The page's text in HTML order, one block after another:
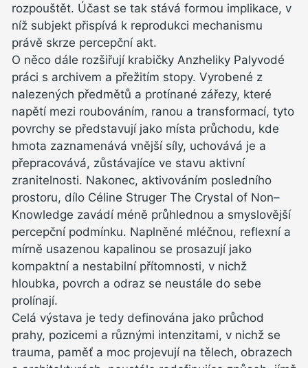
rozpouštět. Účast se tak stává formou implikace, v
níž subjekt přispívá k reprodukci mechanismu
právě skrze percepční akt.
O něco dále rozšiřují krabičky Anzheliky Palyvodé
práci s archivem a přežitím stopy. Vyrobené z
nalezených předmětů a protínané zářezy, které
napětí mezi roubováním, ranou a transformací, tyto
povrchy se představují jako místa průchodu, kde
hmota zaznamenává vnější síly, uchovává je a
přepracovává, zůstávajíce ve stavu aktivní
zranitelnosti. Nakonec, aktivováním posledního
prostoru, dílo Céline Struger The Crystal of Non–
Knowledge zavádí méně průhlednou a smyslovější
percepční podmínku. Naplněné mléčnou, reflexní a
mírně usazenou kapalinou se prosazují jako
kompaktní a nestabilní přítomnosti, v nichž
hloubka, povrch a odraz se neustále do sebe
prolínají.
Celá výstava je tedy definována jako průchod
prahy, pozicemi a různými intenzitami, v nichž se
trauma, paměť a moc projevují na tělech, obrazech